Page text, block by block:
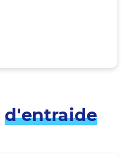
d'entraide